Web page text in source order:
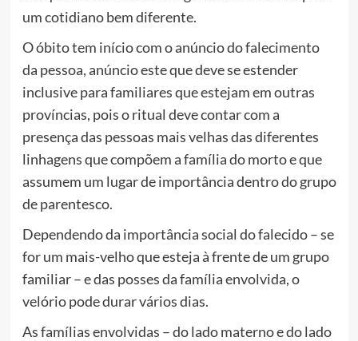
um cotidiano bem diferente.
O óbito tem início com o anúncio do falecimento
da pessoa, anúncio este que deve se estender
inclusive para familiares que estejam em outras
províncias, pois o ritual deve contar com a
presença das pessoas mais velhas das diferentes
linhagens que compõem a família do morto e que
assumem um lugar de importância dentro do grupo
de parentesco.
Dependendo da importância social do falecido – se
for um mais-velho que esteja à frente de um grupo
familiar – e das posses da família envolvida, o
velório pode durar vários dias.
As famílias envolvidas – do lado materno e do lado